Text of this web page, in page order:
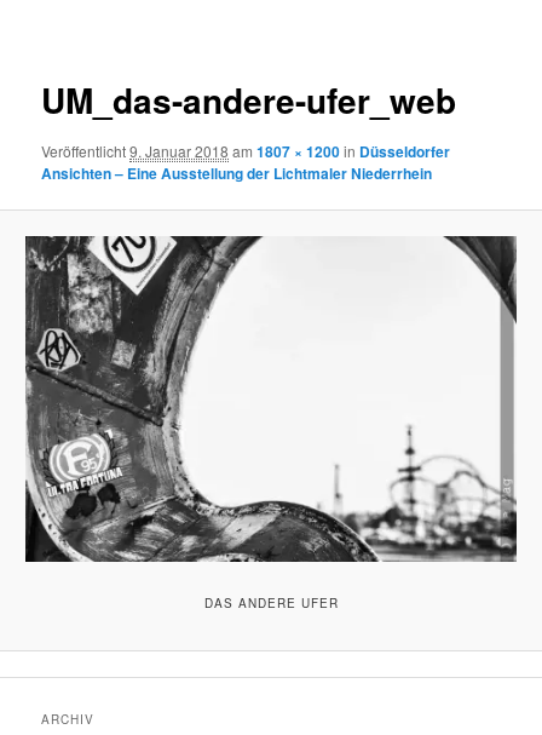
UM_das-andere-ufer_web
Veröffentlicht9. Januar 2018 am1807 × 1200in Düsseldorfer
Ansichten – Eine Ausstellung der Lichtmaler Niederrhein
DAS ANDERE UFER
ARCHIV